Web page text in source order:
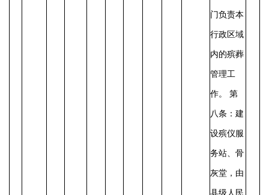
门负责本
行政区域
内的殡葬
管理工
作。 第
八条：建
设殡仪服
务站、骨
灰堂，由
县级人民